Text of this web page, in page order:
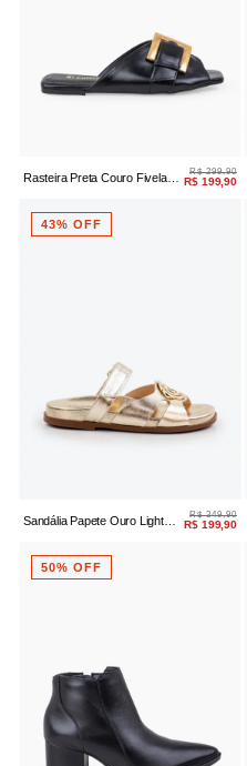
Rasteira Preta Couro Fivela
R$ 299,90
R$ 199,90
43% OFF
Sandália Papete Ouro Light
R$ 349,90
R$ 199,90
50% OFF